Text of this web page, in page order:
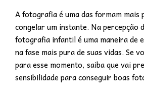
A fotografia é uma das formam mais
congelar um instante. Na percepção
fotografia infantil é uma maneira de
na fase mais pura de suas vidas. Se
para esse momento, saiba que vai
sensibilidade para conseguir boas